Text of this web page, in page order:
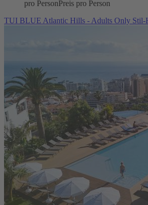
pro PersonPreis pro Person
TUI BLUE Atlantic Hills - Adults Only Stil-